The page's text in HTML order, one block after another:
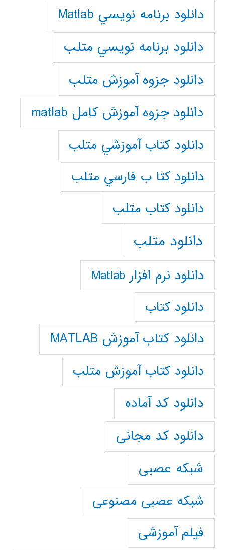
دانلود برنامه نويسي Matlab
دانلود برنامه نويسي متلب
دانلود جزوه آموزش متلب
دانلود جزوه آموزش کامل matlab
دانلود كتاب آموزشي متلب
دانلود كتا ب فارسي متلب
دانلود كتاب متلب
دانلود متلب
دانلود نرم افزار Matlab
دانلود کتاب
دانلود کتاب آموزش MATLAB
دانلود کتاب آموزش متلب
دانلود کد آماده
دانلود کد مجانی
شبکه عصبی
شبکه عصبی مصنوعی
فیلم آموزشی